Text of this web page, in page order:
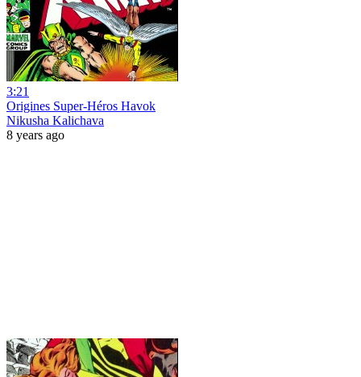
3:21
Origines Super-Héros Havok
Nikusha Kalichava
8 years ago